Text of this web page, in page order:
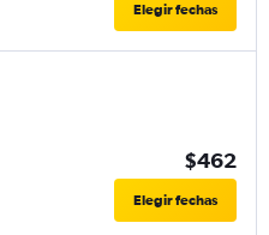
Elegir fechas
$462
Elegir fechas